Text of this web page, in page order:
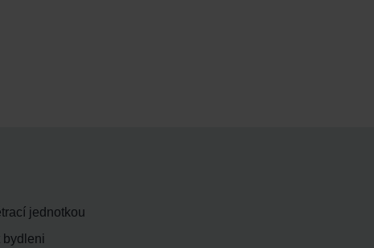
jednotkou
bydleni